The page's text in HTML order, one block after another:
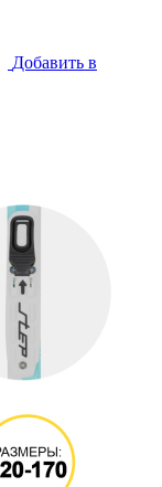
Добавить в